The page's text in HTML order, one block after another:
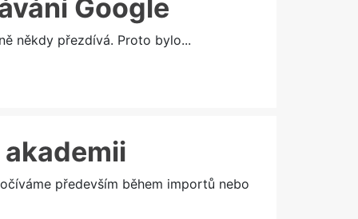
Google
někdy přezdívá. Proto bylo...
především během importů nebo